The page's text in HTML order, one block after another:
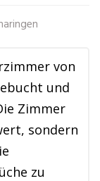
von
und
Zimmer
sondern
zu